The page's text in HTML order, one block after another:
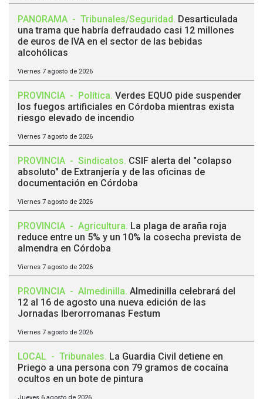
PANORAMA - Tribunales/Seguridad. Desarticulada
una trama que habría defraudado casi 12 millones
de euros de IVA en el sector de las bebidas
alcohólicas
Viernes 7 agosto de 2026
PROVINCIA - Política. Verdes EQUO pide suspender
los fuegos artificiales en Córdoba mientras exista
riesgo elevado de incendio
Viernes 7 agosto de 2026
PROVINCIA - Sindicatos. CSIF alerta del "colapso
absoluto" de Extranjería y de las oficinas de
documentación en Córdoba
Viernes 7 agosto de 2026
PROVINCIA - Agricultura. La plaga de araña roja
reduce entre un 5% y un 10% la cosecha prevista de
almendra en Córdoba
Viernes 7 agosto de 2026
PROVINCIA - Almedinilla. Almedinilla celebrará del
12 al 16 de agosto una nueva edición de las
Jornadas Iberorromanas Festum
Viernes 7 agosto de 2026
LOCAL - Tribunales. La Guardia Civil detiene en
Priego a una persona con 79 gramos de cocaína
ocultos en un bote de pintura